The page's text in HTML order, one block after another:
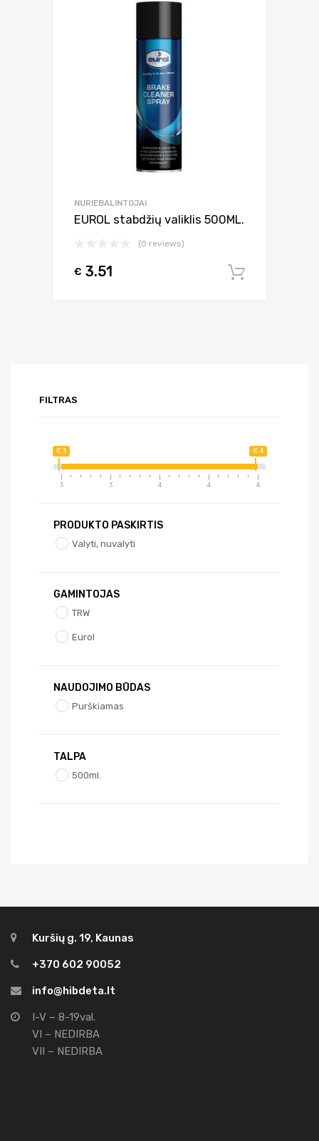
NURIEBALINTOJAI
EUROL stabdžių valiklis 500ML.
(0 reviews)
€ 3.51
FILTRAS
€ 3 € 4
3 3 4 4 4
PRODUKTO PASKIRTIS
Valyti, nuvalyti
GAMINTOJAS
TRW
Eurol
NAUDOJIMO BŪDAS
Purškiamas
TALPA
500ml.
Kuršių g. 19, Kaunas
+370 602 90052
info@hibdeta.lt
I-V – 8-19val.
VI – NEDIRBA
VII – NEDIRBA